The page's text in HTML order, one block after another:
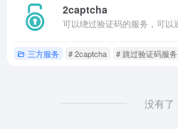
2captcha
三方服务 # 2captcha # 跳过验证码服务
没有了